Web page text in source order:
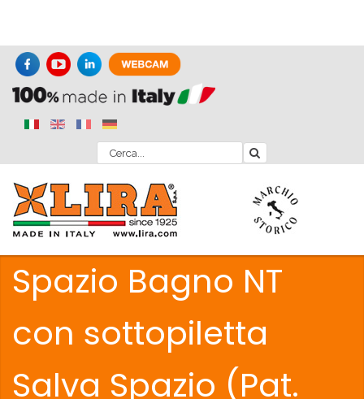
Spazio Bagno NT
con sottopiletta
Salva Spazio (Pat.